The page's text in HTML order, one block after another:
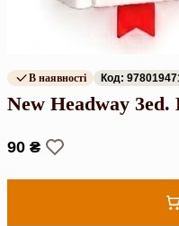
В наявності Код:
New Headway 3ed.
90 ₴